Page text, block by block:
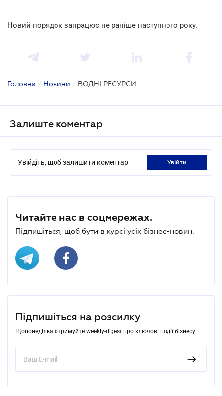
Новий порядок запрацює не раніше наступного року.
Головна / Новини / ВОДНІ РЕСУРСИ
Залиште коментар
Увійдіть, щоб залишити коментар увійти
Читайте нас в соцмережах.
Підпишіться, щоб бути в курсі усіх бізнес-новин.
Підпишіться на розсилку
Щопонеділка отримуйте weekly-digest про ключові події бізнесу